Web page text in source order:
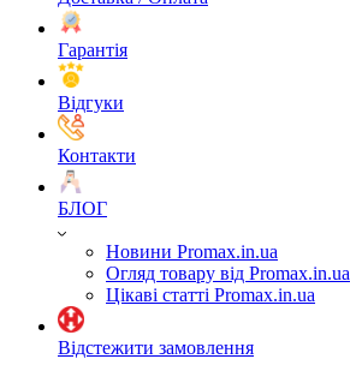
Гарантія
Відгуки
Контакти
БЛОГ
Новини Promax.in.ua
Огляд товару від Promax.in.ua
Цікаві статті Promax.in.ua
Відстежити замовлення